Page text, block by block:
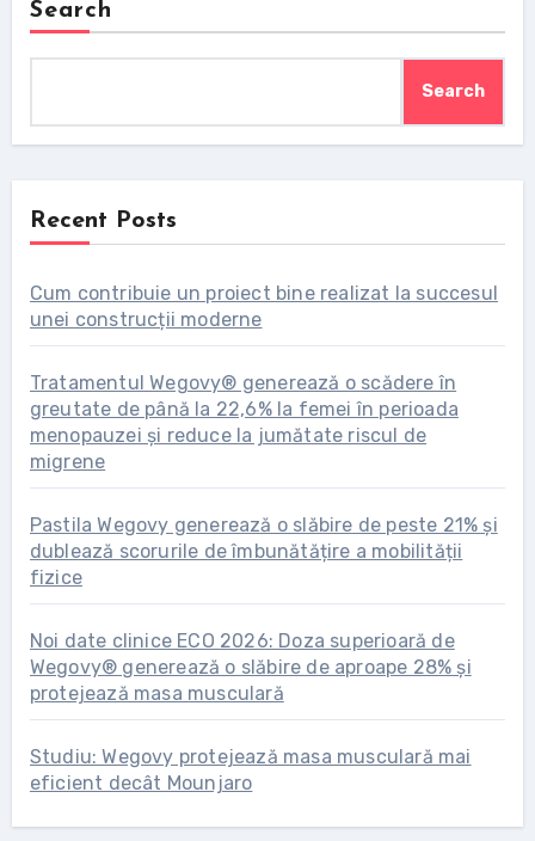
Search
Search
Recent Posts
Cum contribuie un proiect bine realizat la succesul
unei construcții moderne
Tratamentul Wegovy® generează o scădere în
greutate de până la 22,6% la femei în perioada
menopauzei și reduce la jumătate riscul de
migrene
Pastila Wegovy generează o slăbire de peste 21% și
dublează scorurile de îmbunătățire a mobilității
fizice
Noi date clinice ECO 2026: Doza superioară de
Wegovy® generează o slăbire de aproape 28% și
protejează masa musculară
Studiu: Wegovy protejează masa musculară mai
eficient decât Mounjaro